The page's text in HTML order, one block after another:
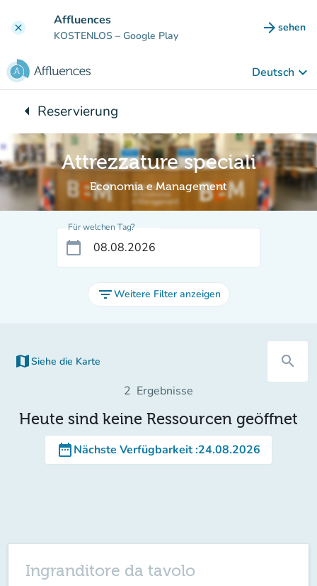
clear Affluences
KOSTENLOS – Google Play arrow_forward sehen
(new
Deutsch keyboard_arrow_down
arrow_leftZurück zu:
Reservierung
Attrezzature speciali
Economia e Management
Für welchen Tag?
calendar_today
filter_listWeitere Filter anzeigen
map Siehe die Karte
(new tab) search
2 Ergebnisse
Heute sind keine Ressourcen geöffnet
date_rangeNächste Verfügbarkeit:24.08.2026
Ingranditore da tavolo